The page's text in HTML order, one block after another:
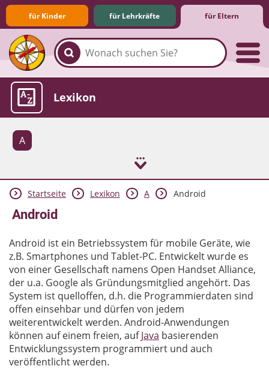
für Kinder für Lehrkräfte für Eltern
Familie & Medien
Spieletipps & Lernsoftware
Die Jüngsten im Netz
Lexikon
A
Aktuelles
Startseite Lexikon A Android
Android
Android ist ein Betriebssystem für mobile Geräte, wie
z.B. Smartphones und Tablet-PC. Entwickelt wurde es
von einer Gesellschaft namens Open Handset Alliance,
der u.a. Google als Gründungsmitglied angehört. Das
System ist quelloffen, d.h. die Programmierdaten sind
offen einsehbar und dürfen von jedem
weiterentwickelt werden. Android-Anwendungen
können auf einem freien, aufJava basierenden
Entwicklungssystem programmiert und auch
veröffentlicht werden.